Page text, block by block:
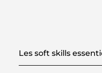
Les soft skills